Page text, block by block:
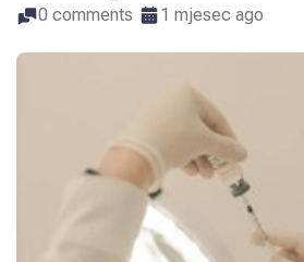
0 comments 1 mjesec ago